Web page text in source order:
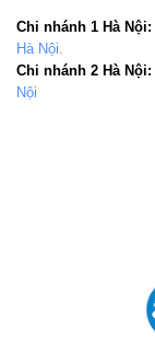
Chi nhánh 1 Hà Nội:
Hà Nội.
Chi nhánh 2 Hà Nội:
Nội